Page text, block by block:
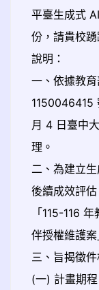
平臺生成式
份，請貴校
說明：
一、依據教
1150046415
月 4 日臺中
理。
二、為建立
後續成效評
「115-116
伴授權維護
三、旨揭徵
(一) 計畫期